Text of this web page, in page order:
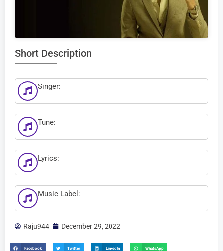
Short Description
Singer:
Tune:
Lyrics:
Music Label:
Raju944 December 29, 2022
Facebook Twitter LinkedIn WhatsApp